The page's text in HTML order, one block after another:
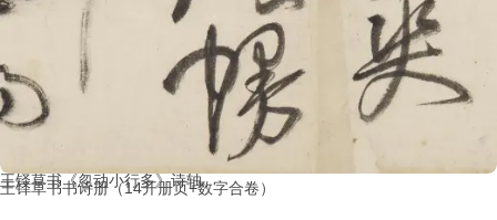
王铎草书《忽动小行多》诗轴
王铎草书书诗册（14开册页+数字合卷）